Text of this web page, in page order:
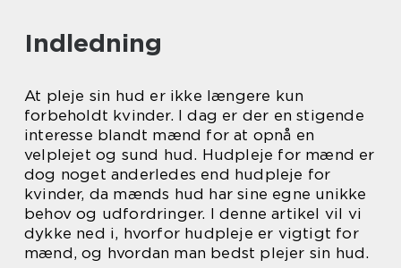
Indledning
At pleje sin hud er ikke længere kun
forbeholdt kvinder. I dag er der en stigende
interesse blandt mænd for at opnå en
velplejet og sund hud. Hudpleje for mænd er
dog noget anderledes end hudpleje for
kvinder, da mænds hud har sine egne unikke
behov og udfordringer. I denne artikel vil vi
dykke ned i, hvorfor hudpleje er vigtigt for
mænd, og hvordan man bedst plejer sin hud.